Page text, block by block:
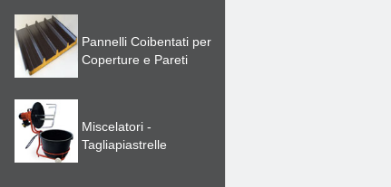
Pannelli Coibentati per
Coperture e Pareti
Miscelatori -
Tagliapiastrelle